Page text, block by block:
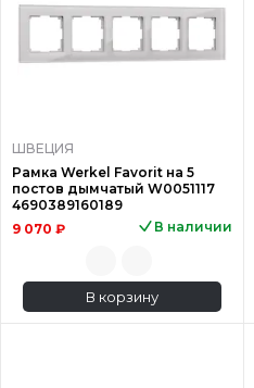
ШВЕЦИЯ
Рамка Werkel Favorit на 5
постов дымчатый W0051117
4690389160189
9 070 ₽
В наличии
В корзину